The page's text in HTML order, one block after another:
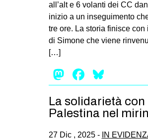
all’alt e 6 volanti dei CC
inizio a un inseguimento
tre ore. La storia finisce con
di Simone che viene
[…]
Mastodon
Facebook
La solidarietà con
Palestina nel
27 Dic , 2025 - IN